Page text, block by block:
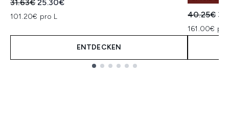
31.63€ 25.30€
101.20€ pro L
ENTDECKEN
40.25€
161.00€